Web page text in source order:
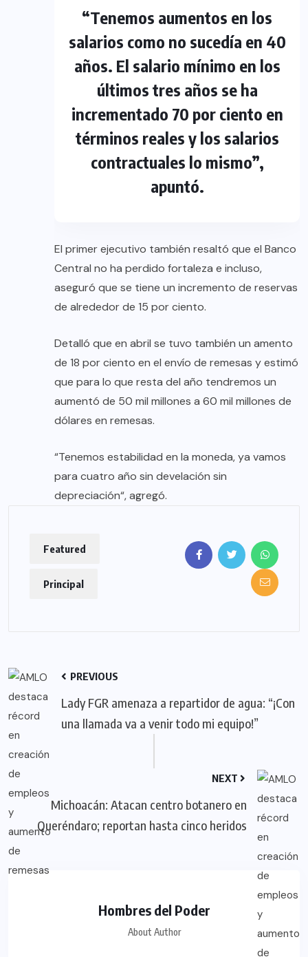
“Tenemos aumentos en los
salarios como no sucedía en 40
años. El salario mínimo en los
últimos tres años se ha
incrementado 70 por ciento en
términos reales y los salarios
contractuales lo mismo”,
apuntó.
El primer ejecutivo también resaltó que el Banco
Central no ha perdido fortaleza e incluso,
aseguró que se tiene un incremento de reservas
de alrededor de 15 por ciento.
Detalló que en abril se tuvo también un amento
de 18 por ciento en el envío de remesas y estimó
que para lo que resta del año tendremos un
aumentó de 50 mil millones a 60 mil millones de
dólares en remesas.
“Tenemos estabilidad en la moneda, ya vamos
para cuatro año sin develación sin
depreciación“, agregó.
Featured
Principal
PREVIOUS
Lady FGR amenaza a repartidor de agua: “¡Con
una llamada va a venir todo mi equipo!”
NEXT
Michoacán: Atacan centro botanero en
Queréndaro; reportan hasta cinco heridos
Hombres del Poder
About Author